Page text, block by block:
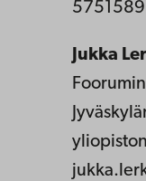
5751589
Jukka